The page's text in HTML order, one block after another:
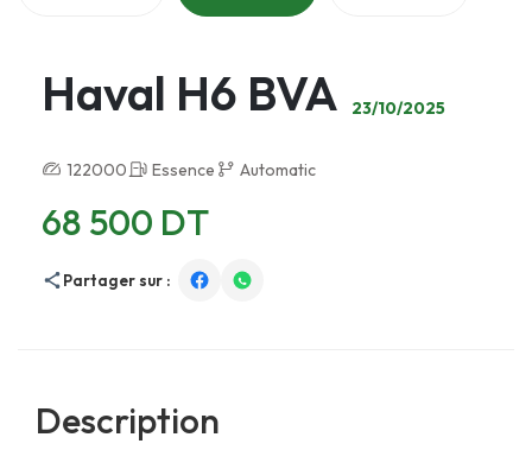
Haval H6 BVA 23/10/2025
122000 Essence Automatic
68 500 DT
Partager sur :
Description